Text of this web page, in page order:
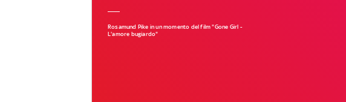
Rosamund Pike in un momento del film "Gone Girl -
L'amore bugiardo"